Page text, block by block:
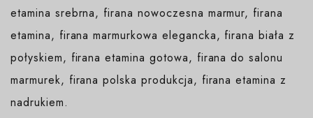
etamina srebrna, firana nowoczesna marmur, firana
etamina, firana marmurkowa elegancka, firana biała z
połyskiem, firana etamina gotowa, firana do salonu
marmurek, firana polska produkcja, firana etamina z
nadrukiem.